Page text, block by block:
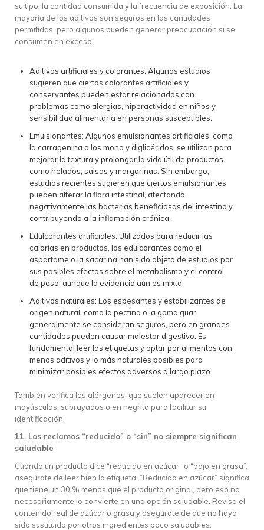
su tipo, la cantidad consumida y la frecuencia de exposición. La
mayoría de los aditivos son seguros en las cantidades
permitidas, pero algunos pueden generar preocupación si se
consumen en exceso.
Aditivos artificiales y colorantes: Algunos estudios
sugieren que ciertos colorantes artificiales y
conservantes pueden estar relacionados con
problemas como alergias, hiperactividad en niños y
sensibilidad alimentaria en personas susceptibles.
Emulsionantes: Algunos emulsionantes artificiales, como
la carragenina o los mono y diglicéridos, se utilizan para
mejorar la textura y prolongar la vida útil de productos
como helados, salsas y margarinas. Sin embargo,
estudios recientes sugieren que ciertos emulsionantes
pueden alterar la flora intestinal, afectando
negativamente las bacterias beneficiosas del intestino y
contribuyendo a la inflamación crónica.
Edulcorantes artificiales: Utilizados para reducir las
calorías en productos, los edulcorantes como el
aspartame o la sacarina han sido objeto de estudios por
sus posibles efectos sobre el metabolismo y el control
de peso, aunque la evidencia aún es mixta.
Aditivos naturales: Los espesantes y estabilizantes de
origen natural, como la pectina o la goma guar,
generalmente se consideran seguros, pero en grandes
cantidades pueden causar malestar digestivo. Es
fundamental leer las etiquetas y optar por alimentos con
menos aditivos y lo más naturales posibles para
minimizar posibles efectos adversos a largo plazo.
También verifica los alérgenos, que suelen aparecer en
mayúsculas, subrayados o en negrita para facilitar su
identificación.
11. Los reclamos “reducido” o “sin” no siempre significan
saludable
Cuando un producto dice “reducido en azúcar” o “bajo en grasa”,
asegúrate de leer bien la etiqueta. “Reducido en azúcar” significa
que tiene un 30 % menos que el producto original, pero eso no
necesariamente lo convierte en una opción saludable. Revisa el
contenido real de azúcar o grasa y asegúrate de que no haya
sido sustituido por otros ingredientes poco saludables.